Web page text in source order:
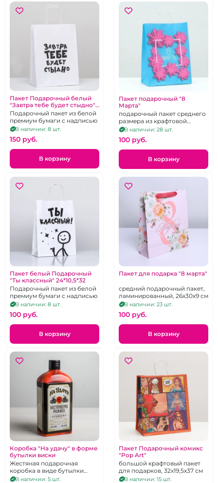
Пакет Подарочный белый
"Завтра тебе будет стыдно"
24*10,5*32
Подарочный пакет из белой
премиум бумаги с надписью
В наличии: 8 шт.
150 pуб.
В корзину
Пакет подарочный "8
Марта"
подарочный пакет среднего
размера из крафтовой
бумаги, 22х12х29 см
В наличии: 28 шт.
100 pуб.
В корзину
Пакет белый Подарочный
"Ты классный" 24*10,5*32
Подарочный пакет из белой
премиум бумаги с надписью
В наличии: 8 шт.
100 pуб.
В корзину
Пакет для подарка "8 марта"
средний подарочный пакет,
ламинированный, 26х30х9 см
В наличии: 23 шт.
100 pуб.
В корзину
Коробка "На удачу" в форме
бутылки виски
Жестяная подарочная
коробка в виде бутылки
виски
В наличии: 5 шт.
Пакет Подарочный комикс
"Pop Art"
большой крафтовый пакет
для подарков, 32х19,5х37 см
В наличии: 15 шт.